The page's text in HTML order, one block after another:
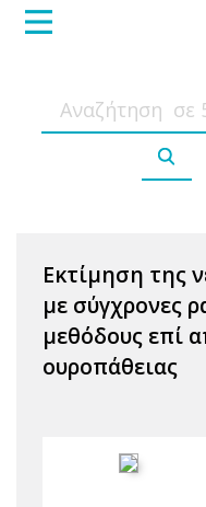
Εκτίμηση της
με σύγχρονες
μεθόδους επί
ουροπάθειας